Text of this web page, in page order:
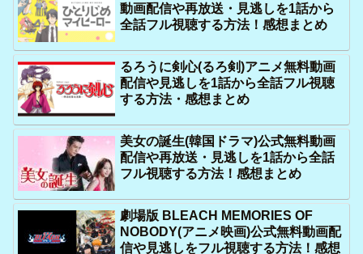
動画配信や再放送・見逃しを1話から
全話フル視聴する方法！感想まとめ
るろうに剣心(るろ剣)アニメ無料動画
配信や見逃しを1話から全話フル視聴
する方法・感想まとめ
美女の誕生(韓国ドラマ)公式無料動画
配信や再放送・見逃しを1話から全話
フル視聴する方法！感想まとめ
劇場版 BLEACH MEMORIES OF
NOBODY(アニメ映画)公式無料動画配
信や見逃しをフル視聴する方法！感想